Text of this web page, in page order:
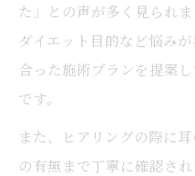
た」との声が多く見られ
ダイエット目的など悩み
合った施術プランを提案
です。
また、ヒアリングの際に
の有無まで丁寧に確認さ